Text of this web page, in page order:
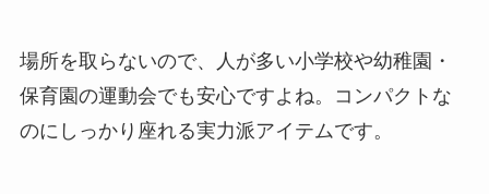
場所を取らないので、人が多い小学校や幼稚園・
保育園の運動会でも安心ですよね。コンパクトな
のにしっかり座れる実力派アイテムです。